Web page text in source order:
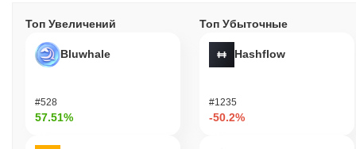
Топ Увеличений
Bluwhale
#528
57.51%
Топ Убыточные
Hashflow
#1235
-50.2%